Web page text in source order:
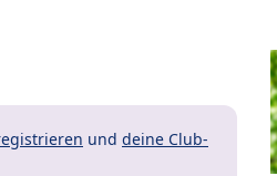
und deine Club-